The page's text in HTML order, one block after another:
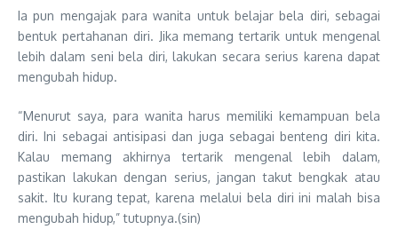
Ia pun mengajak para wanita untuk belajar bela diri, sebagai
bentuk pertahanan diri. Jika memang tertarik untuk mengenal
lebih dalam seni bela diri, lakukan secara serius karena dapat
mengubah hidup.
“Menurut saya, para wanita harus memiliki kemampuan bela
diri. Ini sebagai antisipasi dan juga sebagai benteng diri kita.
Kalau memang akhirnya tertarik mengenal lebih dalam,
pastikan lakukan dengan serius, jangan takut bengkak atau
sakit. Itu kurang tepat, karena melalui bela diri ini malah bisa
mengubah hidup,” tutupnya.(sin)